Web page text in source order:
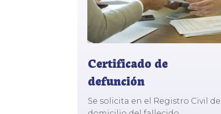
Certificado de
defunción
Se solicita en el Registro Civil